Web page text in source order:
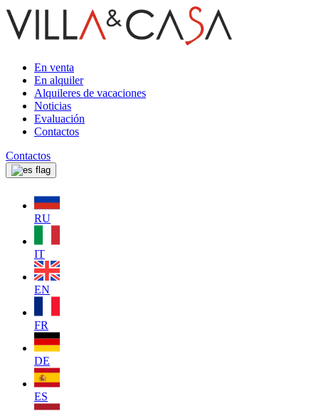
En venta
En alquiler
Alquileres de vacaciones
Noticias
Evaluación
Contactos
Contactos
RU
IT
EN
FR
DE
ES